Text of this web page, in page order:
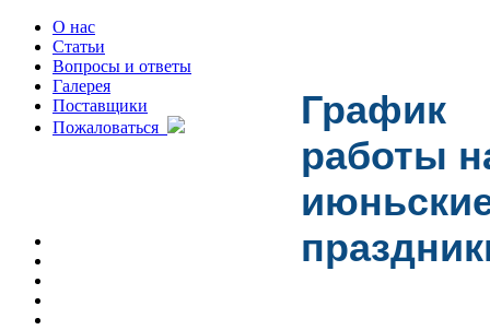
О нас
Статьи
Вопросы и ответы
Галерея
Поставщики
Пожаловаться
График
работы